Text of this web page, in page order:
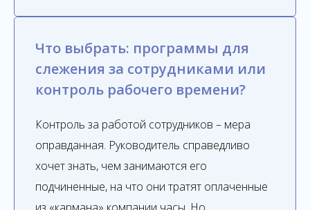
Что выбрать: программы для
слежения за сотрудниками или
контроль рабочего времени?
Контроль за работой сотрудников – мера
оправданная. Руководитель справедливо
хочет знать, чем занимаются его
подчиненные, на что они тратят оплаченные